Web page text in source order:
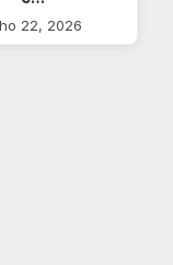
22, 2026